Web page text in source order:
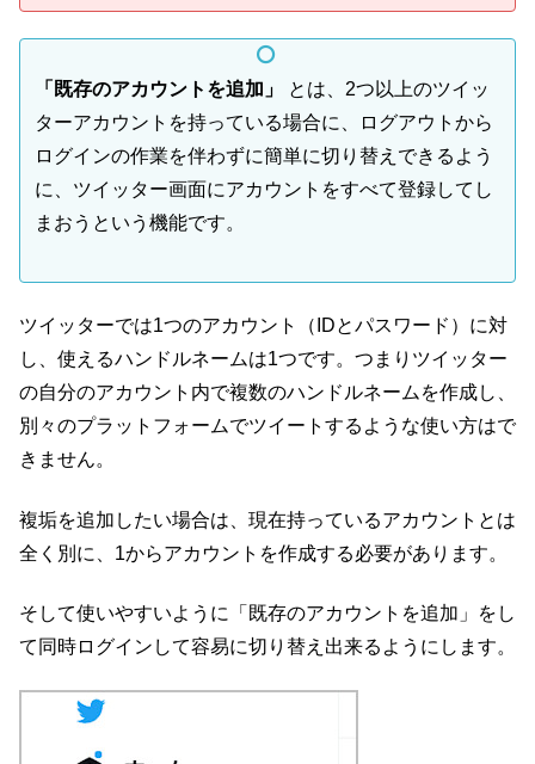
「既存のアカウントを追加」
とは、2つ以上のツイッ
ターアカウントを持っている場合に、ログアウトから
ログインの作業を伴わずに簡単に切り替えできるよう
に、ツイッター画面にアカウントをすべて登録してし
まおうという機能です。
ツイッターでは1つのアカウント（IDとパスワード）に対
し、使えるハンドルネームは1つです。つまりツイッター
の自分のアカウント内で複数のハンドルネームを作成し、
別々のプラットフォームでツイートするような使い方はで
きません。
複垢を追加したい場合は、現在持っているアカウントとは
全く別に、1からアカウントを作成する必要があります。
そして使いやすいように「既存のアカウントを追加」をし
て同時ログインして容易に切り替え出来るようにします。